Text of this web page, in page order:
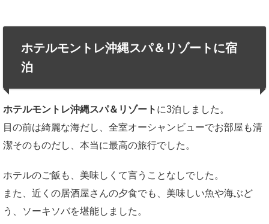
ホテルモントレ沖縄スパ＆リゾートに宿
泊
ホテルモントレ沖縄スパ＆リゾート に3泊しました。
目の前は綺麗な海だし、全室オーシャンビューでお部屋も清
潔そのものだし、本当に最高の旅行でした。
ホテルのご飯も、美味しくて言うことなしでした。
また、近くの居酒屋さんの夕食でも、美味しい魚や海ぶど
う、ソーキソバを堪能しました。